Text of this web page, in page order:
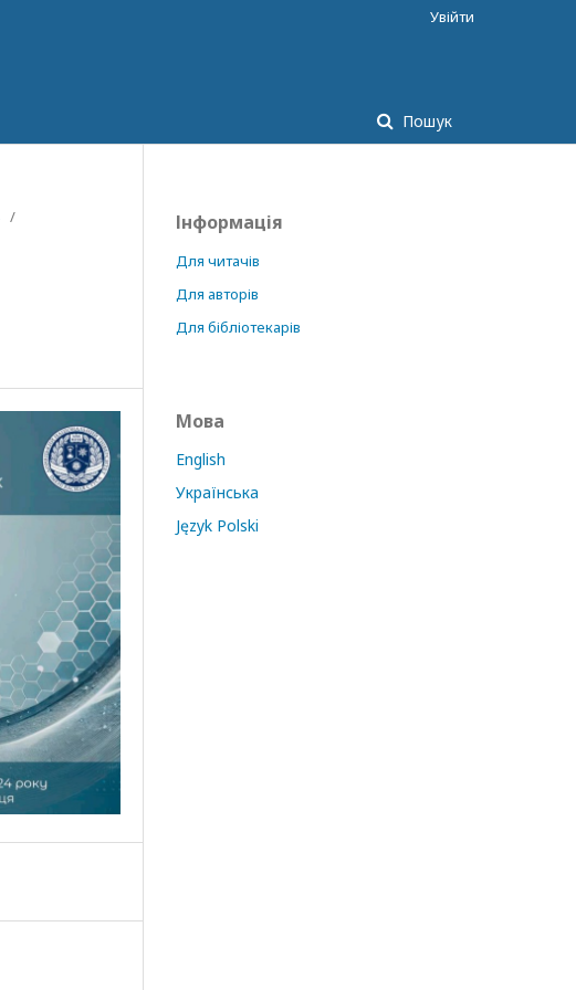
Пошук
Увійти
/
Інформація
Для читачів
Для авторів
Для бібліотекарів
Мова
English
Українська
Język Polski